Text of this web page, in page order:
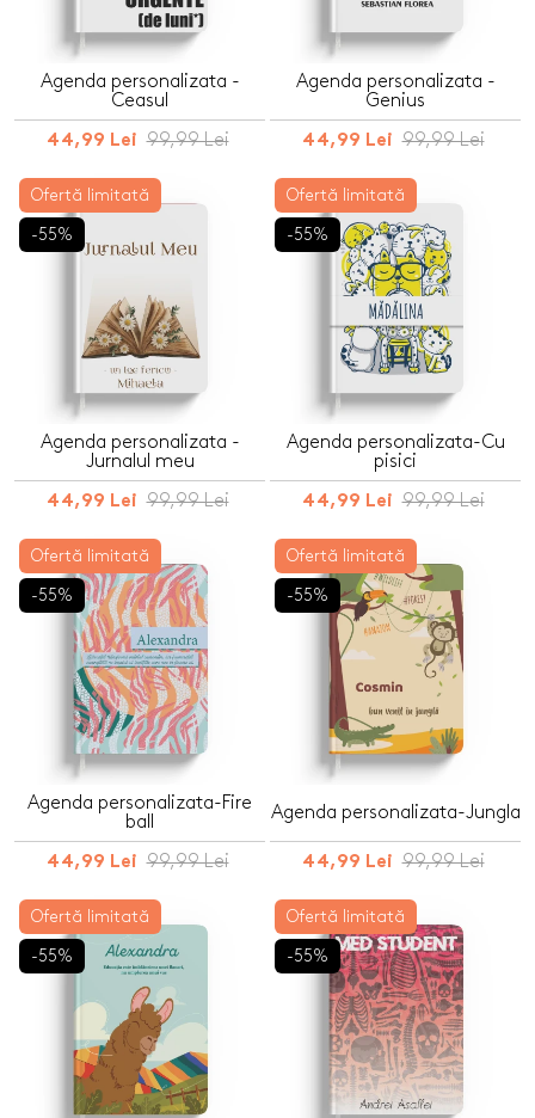
Agenda personalizata -
Ceasul
44,99 Lei 99,99 Lei
Agenda personalizata -
Genius
44,99 Lei 99,99 Lei
Ofertă limitată
-55%
Agenda personalizata -
Jurnalul meu
44,99 Lei 99,99 Lei
Ofertă limitată
-55%
Agenda personalizata-Cu
pisici
44,99 Lei 99,99 Lei
Ofertă limitată
-55%
Agenda personalizata-Fire
ball
44,99 Lei 99,99 Lei
Ofertă limitată
-55%
Agenda personalizata-Jungla
44,99 Lei 99,99 Lei
Ofertă limitată
-55%
Ofertă limitată
-55%